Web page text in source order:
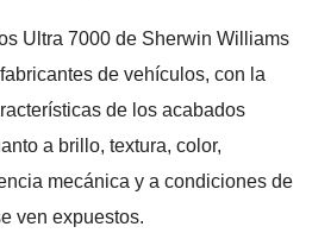
Ultra 7000 de Sherwin Williams
de vehículos, con la
de los acabados
a brillo, textura, color,
mecánica y a condiciones de
ven expuestos.